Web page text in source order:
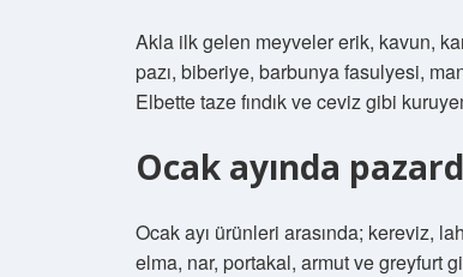
Akla ilk gelen meyveler erik, kavun,
pazı, biberiye, barbunya fasulyesi,
Elbette taze fındık ve ceviz gibi
Ocak ayında
Ocak ayı ürünleri arasında; kereviz,
elma, nar, portakal, armut ve greyfurt